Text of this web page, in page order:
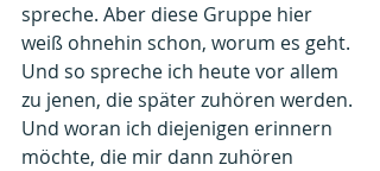
spreche. Aber diese Gruppe hier
weiß ohnehin schon, worum es geht.
Und so spreche ich heute vor allem
zu jenen, die später zuhören werden.
Und woran ich diejenigen erinnern
möchte, die mir dann zuhören